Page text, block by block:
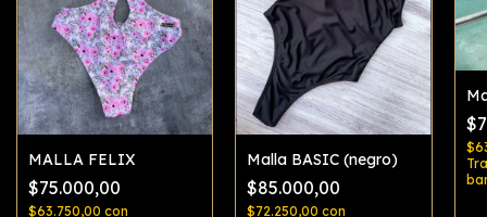
MALLA FELIX
$75.000,00
$63.750,00 con
Malla BASIC (negro)
$85.000,00
$72.250,00con